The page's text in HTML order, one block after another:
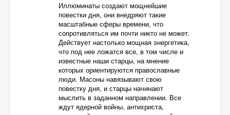
Иллюминаты создают мощнейшие
повестки дня, они внедряют такие
масштабные сферы времени, что
сопротивляться им почти никто не может.
Действует настолько мощная энергетика,
что под нее ложатся все, в том числе и
известные наши старцы, на мнение
которых ориентируются православные
люди. Масоны навязывают свою
повестку дня, и старцы начинают
мыслить в заданном направлении. Все
ждут ядерной войны, антихриста,